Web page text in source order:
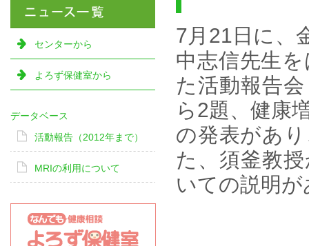
7月21日に、
中志信先生
た活動報告
ら2題、健康
の発表があ
た、須釜教
いての説明
センターから
よろず保健室から
データベース
活動報告（2012年まで）
MRIの利用について